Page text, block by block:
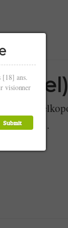
kozel)
», et
».
[18] ans.
visionner
Submit